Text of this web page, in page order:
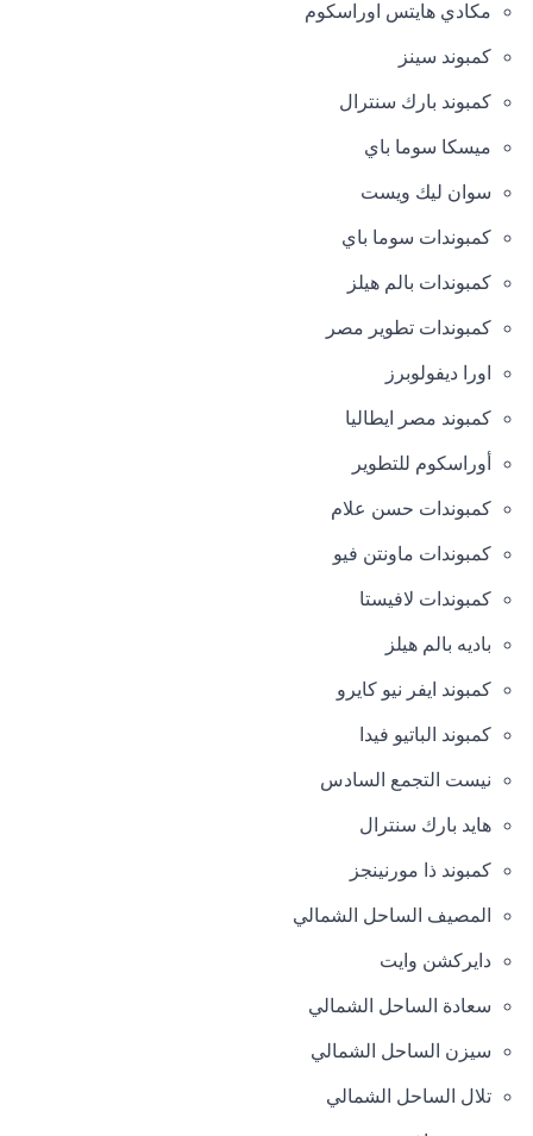
مكادي هايتس اوراسكوم
كمبوند سينز
كمبوند بارك سنترال
ميسكا سوما باي
سوان ليك ويست
كمبوندات سوما باي
كمبوندات بالم هيلز
كمبوندات تطوير مصر
اورا ديفولوبرز
كمبوند مصر ايطاليا
أوراسكوم للتطوير
كمبوندات حسن علام
كمبوندات ماونتن فيو
كمبوندات لافيستا
باديه بالم هيلز
كمبوند ايفر نيو كايرو
كمبوند الباتيو فيدا
نيست التجمع السادس
هايد بارك سنترال
كمبوند ذا مورنينجز
المصيف الساحل الشمالي
دايركشن وايت
سعادة الساحل الشمالي
سيزن الساحل الشمالي
تلال الساحل الشمالي